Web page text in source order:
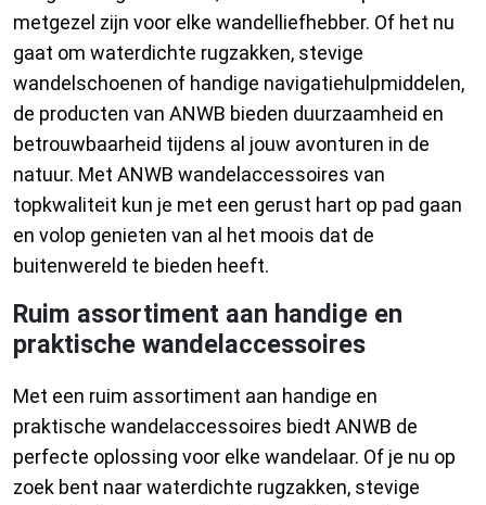
metgezel zijn voor elke wandelliefhebber. Of het nu
gaat om waterdichte rugzakken, stevige
wandelschoenen of handige navigatiehulpmiddelen,
de producten van ANWB bieden duurzaamheid en
betrouwbaarheid tijdens al jouw avonturen in de
natuur. Met ANWB wandelaccessoires van
topkwaliteit kun je met een gerust hart op pad gaan
en volop genieten van al het moois dat de
buitenwereld te bieden heeft.
Ruim assortiment aan handige en
praktische wandelaccessoires
Met een ruim assortiment aan handige en
praktische wandelaccessoires biedt ANWB de
perfecte oplossing voor elke wandelaar. Of je nu op
zoek bent naar waterdichte rugzakken, stevige